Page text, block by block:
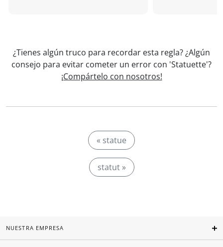
¿Tienes algún truco para recordar esta regla? ¿Algún
consejo para evitar cometer un error con 'Statuette'?
¡Compártelo con nosotros!
« statue
statut »
NUESTRA EMPRESA